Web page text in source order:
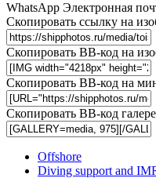
WhatsApp Электронная
Скопировать ссылку на
Скопировать BB-код на
Скопировать BB-код на
Скопировать BB-код
Offshore
Diving support and